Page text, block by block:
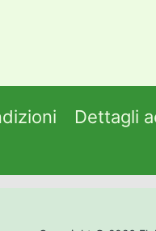
Dettagli